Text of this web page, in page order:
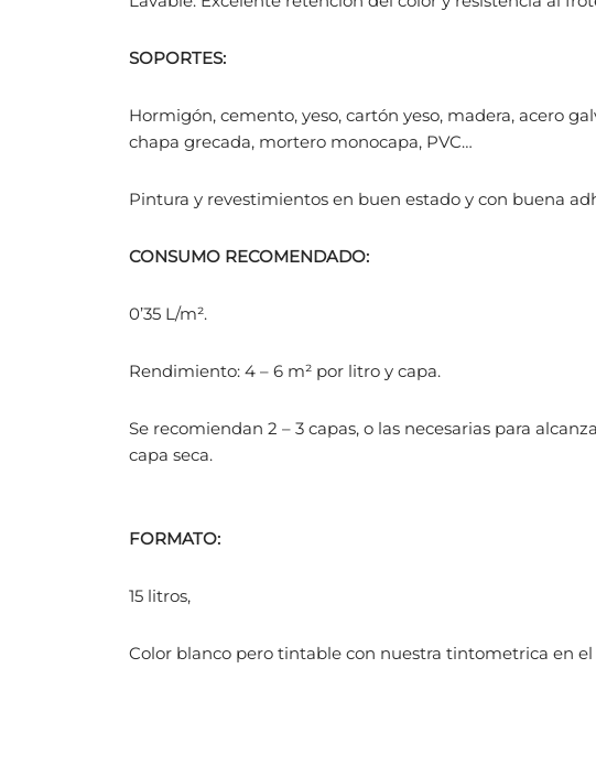
SOPORTES:
Hormigón, cemento, yeso, cartón yeso, madera, acero
chapa grecada, mortero monocapa, PVC…
Pintura y revestimientos en buen estado y con buena
CONSUMO RECOMENDADO:
0’35 L/m².
Rendimiento: 4 – 6 m² por litro y capa.
Se recomiendan 2 – 3 capas, o las necesarias para
capa seca.
FORMATO:
15 litros,
Color blanco pero tintable con nuestra tintometrica en el